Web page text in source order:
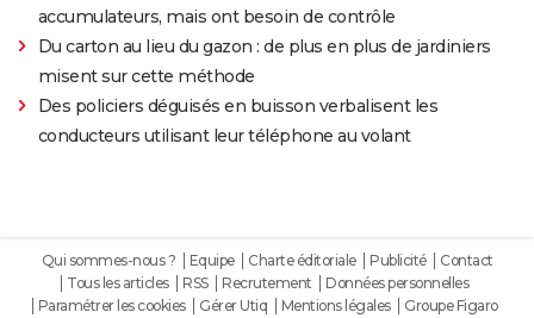
accumulateurs, mais ont besoin de contrôle
Du carton au lieu du gazon : de plus en plus de jardiniers
misent sur cette méthode
Des policiers déguisés en buisson verbalisent les
conducteurs utilisant leur téléphone au volant
Qui sommes-nous ? Equipe Charte éditoriale Publicité
Contact
Tous les articles
RSS Recrutement
Données personnelles
Paramétrer les cookies
Gérer Utiq Mentions légales
Groupe Figaro